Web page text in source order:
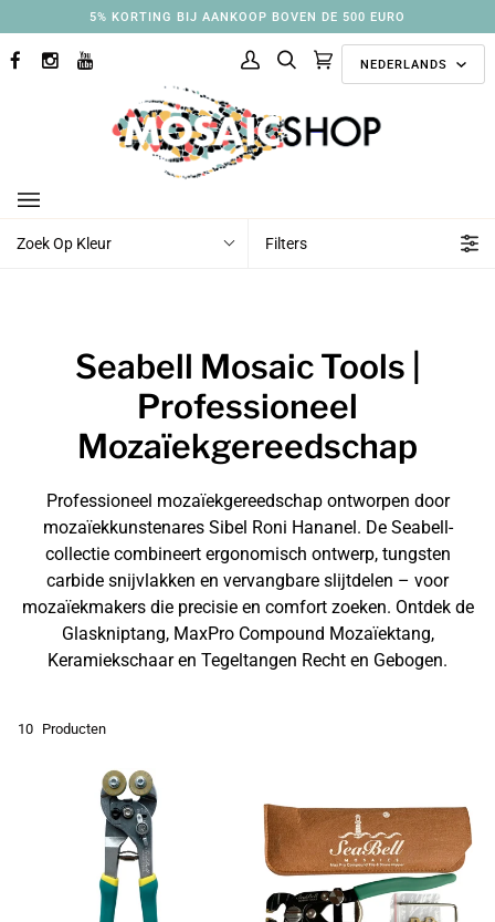
naar
inhoud
5% KORTING BIJ AANKOOP BOVEN DE 500 EURO
FACEBOOKINSTAGRAM
YOUTUBE
Mijn
Zoek
AanbevolenTaal
NEDERLANDS
Zoek Op Kleur Filters
Seabell Mosaic Tools |
Professioneel
Mozaïekgereedschap
Professioneel mozaïekgereedschap ontworpen door
mozaïekkunstenares Sibel Roni Hananel. De Seabell-
collectie combineert ergonomisch ontwerp, tungsten
carbide snijvlakken en vervangbare slijtdelen – voor
mozaïekmakers die precisie en comfort zoeken. Ontdek de
Glaskniptang, MaxPro Compound Mozaïektang,
Keramiekschaar en Tegeltangen Recht en Gebogen.
10 Producten